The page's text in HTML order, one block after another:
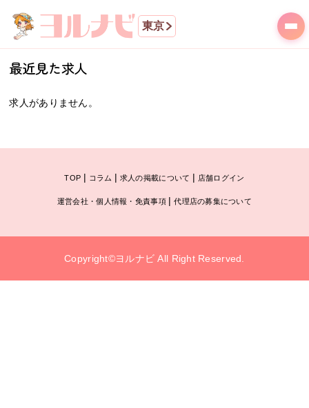
東京
最近見た求人
求人がありません。
TOP | コラム | 求人の掲載について | 店舗ログイン
運営会社・個人情報・免責事項 | 代理店の募集について
Copyright©ヨルナビ All Right Reserved.